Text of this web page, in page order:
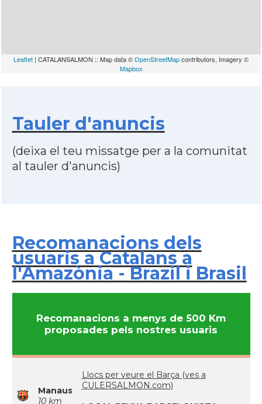
Leaflet | CATALANSALMON :: Map data ©OpenStreetMapcontributors, Imagery ©
Mapbox
Tauler d'anuncis
(deixa el teu missatge per a la comunitat
al tauler d'anuncis)
Recomanacions dels
usuaris a Catalans a
l'Amazònia - Brazil i Brasil
Recomanacions a menys de 500 Km
proposades pels nostres usuaris
Manaus
10 km
Llocs per veure el Barça (ves a
CULERSALMON.com)